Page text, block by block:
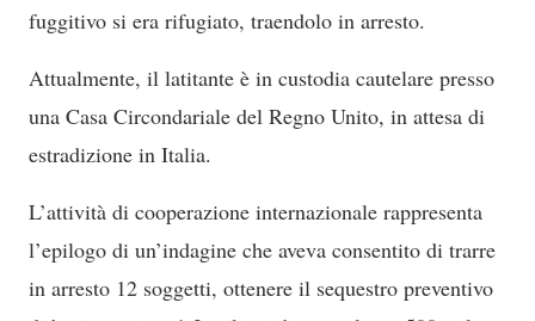
fuggitivo si era rifugiato, traendolo in arresto.
Attualmente, il latitante è in custodia cautelare presso
una Casa Circondariale del Regno Unito, in attesa di
estradizione in Italia.
L’attività di cooperazione internazionale rappresenta
l’epilogo di un’indagine che aveva consentito di trarre
in arresto 12 soggetti, ottenere il sequestro preventivo